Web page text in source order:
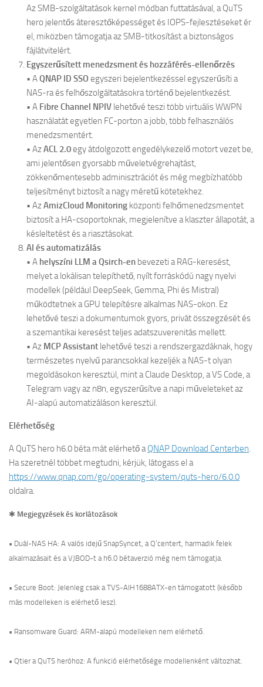
Az SMB-szolgáltatások kernel módban futtatásával, a QuTS
hero jelentős áteresztőképességet és IOPS-fejlesztéseket ér
el, miközben támogatja az SMB-titkosítást a biztonságos
fájlátvitelért.
Egyszerűsített menedzsment és hozzáférés-ellenőrzés
• AQNAP ID SSO egyszeri bejelentkezéssel egyszerűsíti a
NAS-ra és felhőszolgáltatásokra történő bejelentkezést.
• A Fibre Channel NPIV lehetővé teszi több virtuális WWPN
használatát egyetlen FC-porton a jobb, több felhasználós
menedzsmentért.
• AzACL 2.0egy átdolgozott engedélykezelő motort vezet be,
ami jelentősen gyorsabb műveletvégrehajtást,
zökkenőmentesebb adminisztrációt és még megbízhatóbb
teljesítményt biztosít a nagy méretű kötetekhez.
• AzAmizCloud Monitoring központi felhőmenedzsmentet
biztosít a HA-csoportoknak, megjelenítve a klaszter állapotát, a
késleltetést és a riasztásokat.
AI és automatizálás
• A helyszíni LLM a Qsirch-en bevezeti a RAG-keresést,
melyet a lokálisan telepíthető, nyílt forráskódú nagy nyelvi
modellek (például DeepSeek, Gemma, Phi és Mistral)
működtetnek a GPU telepítésre alkalmas NAS-okon. Ez
lehetővé teszi a dokumentumok gyors, privát összegzését és
a szemantikai keresést teljes adatszuverenitás mellett.
• Az MCP Assistant lehetővé teszi a rendszergazdáknak, hogy
természetes nyelvű parancsokkal kezeljék a NAS-t olyan
megoldásokon keresztül, mint a Claude Desktop, a VS Code, a
Telegram vagy az n8n, egyszerűsítve a napi műveleteket az
AI-alapú automatizáláson keresztül.
Elérhetőség
A QuTS hero h6.0 béta mát elérhető aQNAP Download Centerben.
Ha szeretnél többet megtudni, kérjük, látogass el a
https://www.qnap.com/go/operating-system/quts-hero/6.0.0
oldalra.
✱ Megjegyzések és korlátozások
• Duál-NAS HA: A valós idejű SnapSyncet, a Q’centert, harmadik felek
alkalmazásait és a VJBOD-t a h6.0 bétaverzió még nem támogatja.
• Secure Boot: Jelenleg csak a TVS-AIH1688ATX-en támogatott (később
más modelleken is elérhető lesz).
• Ransomware Guard: ARM-alapú modelleken nem elérhető.
• Qtier a QuTS heróhoz: A funkció elérhetősége modellenként változhat.